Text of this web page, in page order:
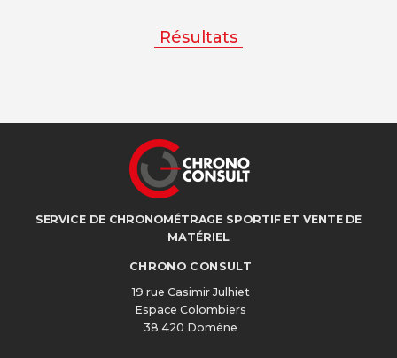
Résultats
SERVICE DE CHRONOMÉTRAGE SPORTIF ET VENTE DE
MATÉRIEL
CHRONO CONSULT
19 rue Casimir Julhiet
Espace Colombiers
38 420 Domène